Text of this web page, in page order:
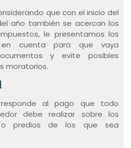
que con el inicio del
año también se acercan los
le presentamos los
cuenta para que vaya
y evite posibles
moratorios.
al pago que todo
debe realizar sobre los
o predios de los que sea